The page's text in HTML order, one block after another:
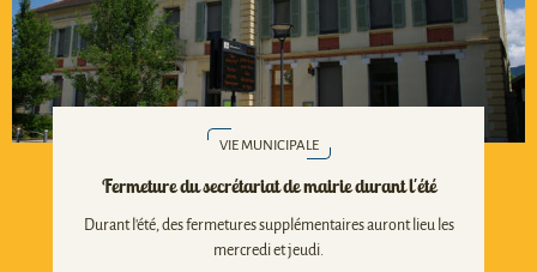
VIE MUNICIPALE
Fermeture du secrétariat de mairie durant l'été
Durant l'été, des fermetures supplémentaires auront lieu les
mercredi et jeudi.